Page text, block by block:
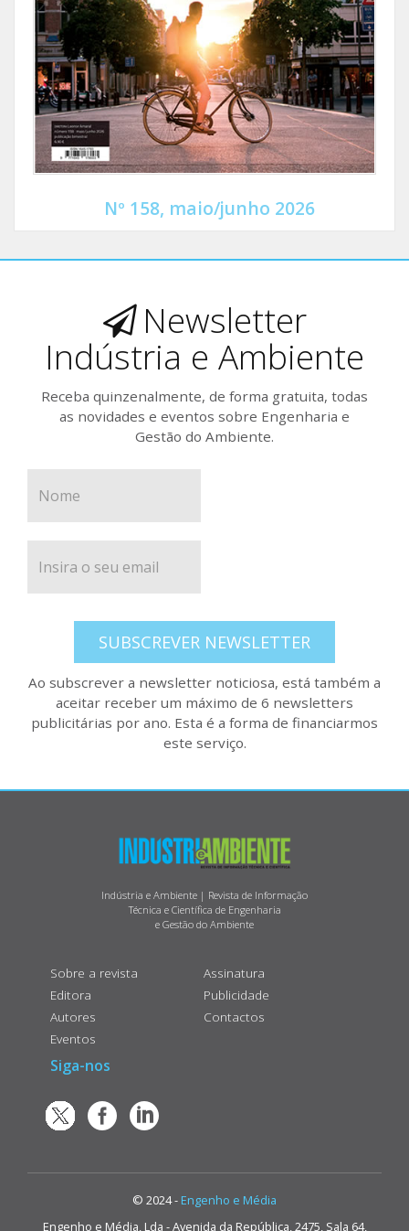
Nº 158, maio/junho 2026
Newsletter
Indústria e Ambiente
Receba quinzenalmente, de forma gratuita, todas
as novidades e eventos sobre Engenharia e
Gestão do Ambiente.
SUBSCREVER NEWSLETTER
Ao subscrever a newsletter noticiosa, está também a
aceitar receber um máximo de 6 newsletters
publicitárias por ano. Esta é a forma de financiarmos
este serviço.
Indústria e Ambiente | Revista de Informação
Técnica e Científica de Engenharia
e Gestão do Ambiente
Sobre a revista
Editora
Autores
Eventos
Assinatura
Publicidade
Contactos
Siga-nos
© 2024 - Engenho e Média
Engenho e Média, Lda - Avenida da República, 2475, Sala 64,